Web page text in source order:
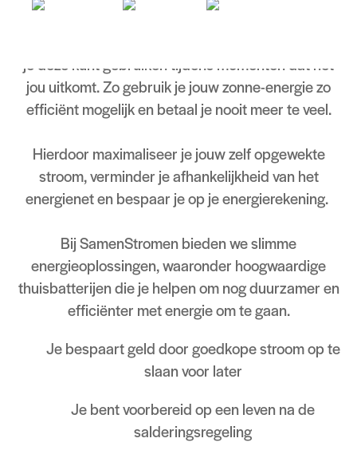
je deze kunt gebruiken tijdens momenten dat het
jou uitkomt. Zo gebruik je jouw zonne-energie zo
efficiënt mogelijk en betaal je nooit meer te veel.
Hierdoor maximaliseer je jouw zelf opgewekte
stroom, verminder je afhankelijkheid van het
energienet en bespaar je op je energierekening.
Bij SamenStromen bieden we slimme
energieoplossingen, waaronder hoogwaardige
thuisbatterijen die je helpen om nog duurzamer en
efficiënter met energie om te gaan.
Je bespaart geld door goedkope stroom op te
slaan voor later
Je bent voorbereid op een leven na de
salderingsregeling